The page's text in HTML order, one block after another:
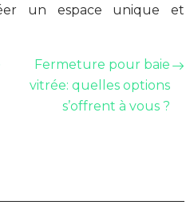
un espace unique et
Fermeture pour baie
vitrée: quelles options
s’offrent à vous ?